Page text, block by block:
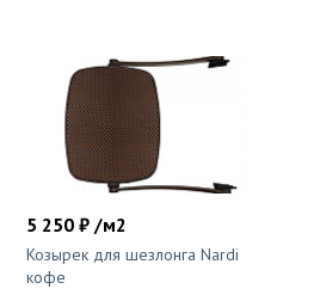
5 250 ₽ /м2
Козырек для шезлонга Nardi
кофе